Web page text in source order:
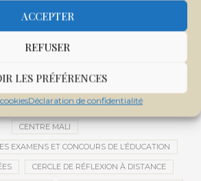
ACCEPTER
REFUSER
LES PRÉFÉRENCES
Déclaration de confidentialité
SANANKOROBA
DE CONFÉRENCES DE BAMAKO
CENTRE MALI
EXAMENS ET CONCOURS DE L’ÉDUCATION
CERCLE DE RÉFLEXION À DISTANCE